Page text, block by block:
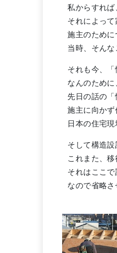
私からすれば
それによって
施主のために
当時、そんな
それも今、「
なんのために
先日の話の「
施主に向かず
日本の住宅現
そして構造設
これまた、移
それはここで
なので省略さ